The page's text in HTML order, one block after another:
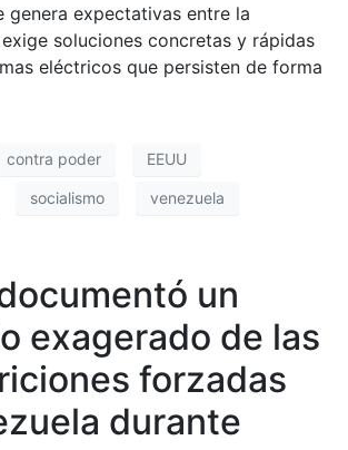
genera expectativas entre la
soluciones concretas y rápidas
eléctricos que persisten de forma
contra poder EEUU
socialismo venezuela
un
exagerado de las
forzadas
durante